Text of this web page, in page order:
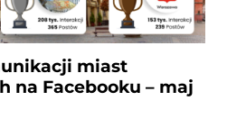
miast
na Facebooku – maj